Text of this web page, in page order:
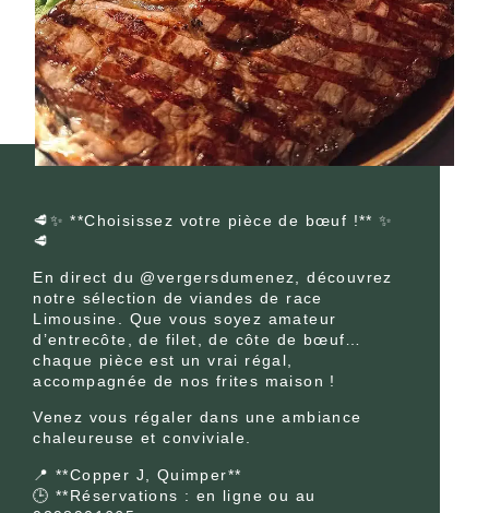
🥩✨ **Choisissez votre pièce de bœuf !** ✨
🥩
En direct du @vergersdumenez, découvrez
notre sélection de viandes de race
Limousine. Que vous soyez amateur
d’entrecôte, de filet, de côte de bœuf…
chaque pièce est un vrai régal,
accompagnée de nos frites maison !
Venez vous régaler dans une ambiance
chaleureuse et conviviale.
📍 **Copper J, Quimper**
🕒 **Réservations : en ligne ou au